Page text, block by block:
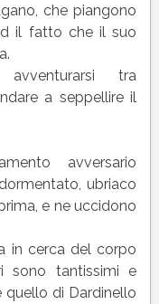
che piangono
il fatto che il suo
tra
a seppellire il
avversario
ubriaco
e ne uccidono
in cerca del corpo
sono tantissimi e
di Dardinello